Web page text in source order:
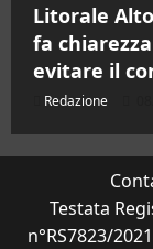
Litorale
fa
evitare il
Redazione
Testata
n°RS7823/